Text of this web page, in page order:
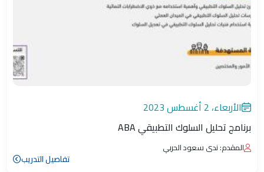
الأربعاء، 2 أغسطس 2023
برنامج تحليل السلوك التطبيقي ABA
المقدم: ندى سعود الحربي
تفاصيل التدريب